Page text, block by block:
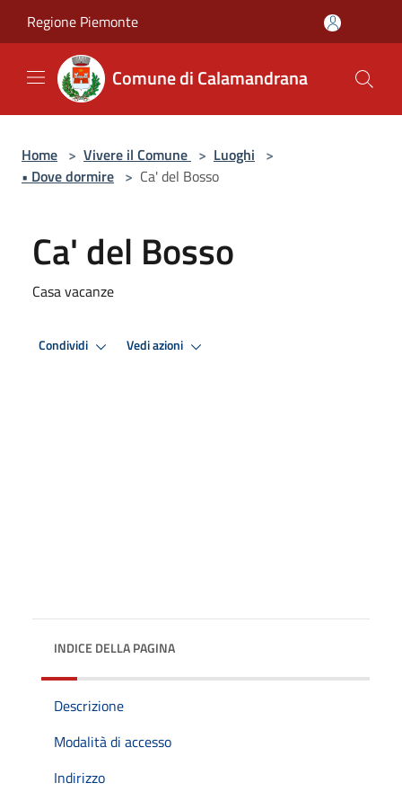
Regione Piemonte
Comune di Calamandrana
Home > Vivere il Comune > Luoghi >
• Dove dormire > Ca' del Bosso
Ca' del Bosso
Casa vacanze
Condividi Vedi azioni
INDICE DELLA PAGINA
Descrizione
Modalità di accesso
Indirizzo